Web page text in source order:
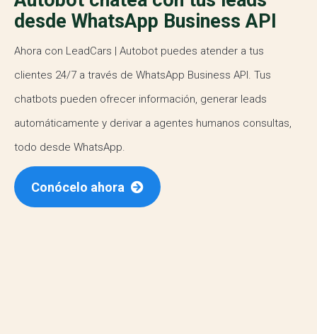
desde WhatsApp Business API
Ahora con LeadCars | Autobot puedes atender a tus
clientes 24/7 a través de WhatsApp Business API. Tus
chatbots pueden ofrecer información, generar leads
automáticamente y derivar a agentes humanos consultas,
todo desde WhatsApp.
Conócelo ahora